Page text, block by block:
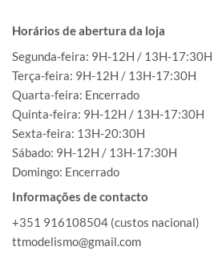
Horários de abertura da loja
Segunda-feira: 9H-12H / 13H-17:30H
Terça-feira: 9H-12H / 13H-17:30H
Quarta-feira: Encerrado
Quinta-feira: 9H-12H / 13H-17:30H
Sexta-feira: 13H-20:30H
Sábado: 9H-12H / 13H-17:30H
Domingo: Encerrado
Informações de contacto
+351 916108504 (custos nacional)
ttmodelismo@gmail.com